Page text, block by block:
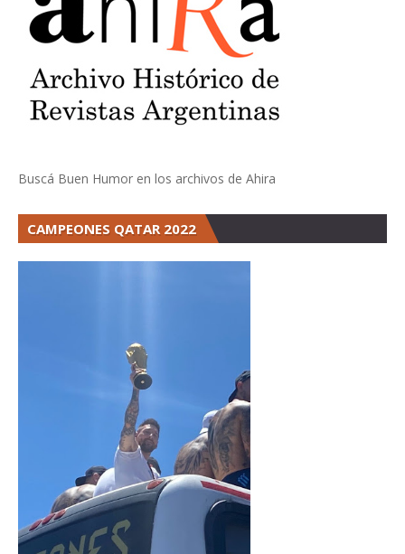
Buscá Buen Humor en los archivos de Ahira
CAMPEONES QATAR 2022